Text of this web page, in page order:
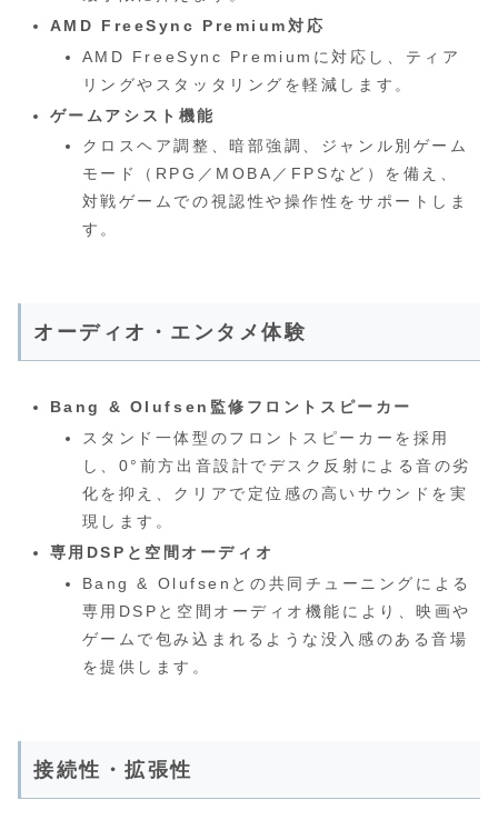
AMD FreeSync Premium対応
AMD FreeSync Premiumに対応し、ティア
リングやスタッタリングを軽減します。
ゲームアシスト機能
クロスヘア調整、暗部強調、ジャンル別ゲーム
モード（RPG／MOBA／FPSなど）を備え、
対戦ゲームでの視認性や操作性をサポートしま
す。
オーディオ・エンタメ体験
Bang & Olufsen監修フロントスピーカー
スタンド一体型のフロントスピーカーを採用
し、0°前方出音設計でデスク反射による音の劣
化を抑え、クリアで定位感の高いサウンドを実
現します。
専用DSPと空間オーディオ
Bang & Olufsenとの共同チューニングによる
専用DSPと空間オーディオ機能により、映画や
ゲームで包み込まれるような没入感のある音場
を提供します。
接続性・拡張性